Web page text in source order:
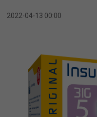
2022-04-13 00:00